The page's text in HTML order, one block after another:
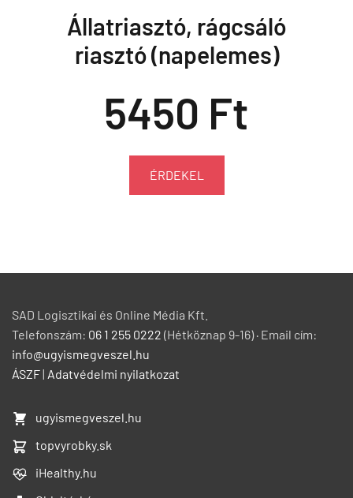
Állatriasztó, rágcsáló
riasztó (napelemes)
5450 Ft
ÉRDEKEL
SAD Logisztikai és Online Média Kft.
ÁSZF|Adatvédelmi nyilatkozat
ugyismegveszel.hu